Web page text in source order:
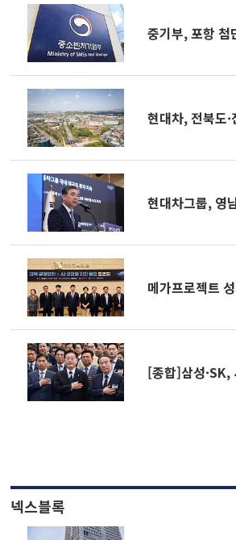
중기부, 포항
현대차, 전북도
현대차그룹, 영
메가프로젝트
[종합]삼성·SK,
넥스블록